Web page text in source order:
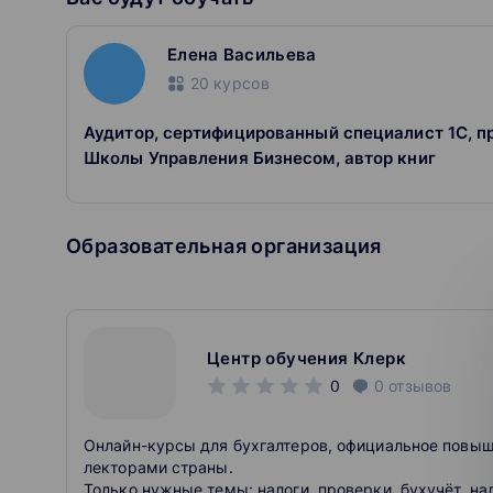
Елена Васильева
20 курсов
Аудитор, сертифицированный специалист 1С,
Школы Управления Бизнесом, автор книг
Образовательная организация
Центр обучения Клерк
0 0 отзывов
Онлайн-курсы для бухгалтеров, официальное
лекторами страны.
Только нужные темы: налоги, проверки, бухучёт,